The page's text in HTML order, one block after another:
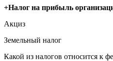
+Налог на прибыль
Акциз
Земельный налог
Какой из налогов относится к